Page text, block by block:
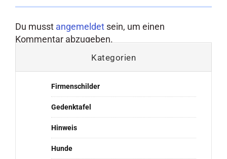
Du musst angemeldet sein, um einen
Kommentar abzugeben.
Kategorien
Firmenschilder
Gedenktafel
Hinweis
Hunde